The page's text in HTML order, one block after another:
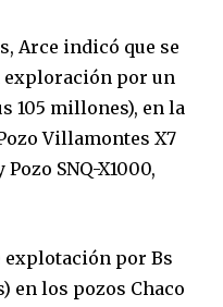
Arce indicó que se
por un
105 millones), en la
Villamontes X7
SNQ-X1000,
por Bs
en los pozos Chaco